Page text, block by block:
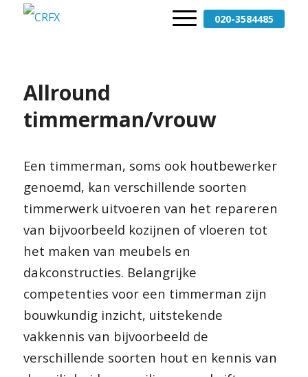
020-3584485
Allround
timmerman/vrouw
Een timmerman, soms ook houtbewerker
genoemd, kan verschillende soorten
timmerwerk uitvoeren van het repareren
van bijvoorbeeld kozijnen of vloeren tot
het maken van meubels en
dakconstructies. Belangrijke
competenties voor een timmerman zijn
bouwkundig inzicht, uitstekende
vakkennis van bijvoorbeeld de
verschillende soorten hout en kennis van